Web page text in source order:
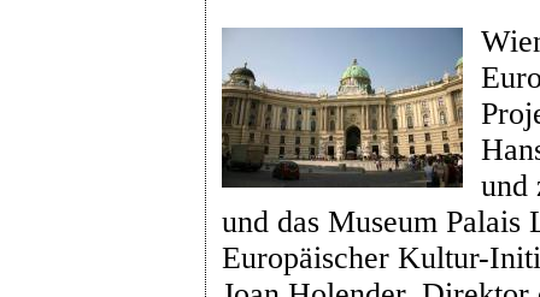
und
und das Museum Palais
Europäischer Kultur-